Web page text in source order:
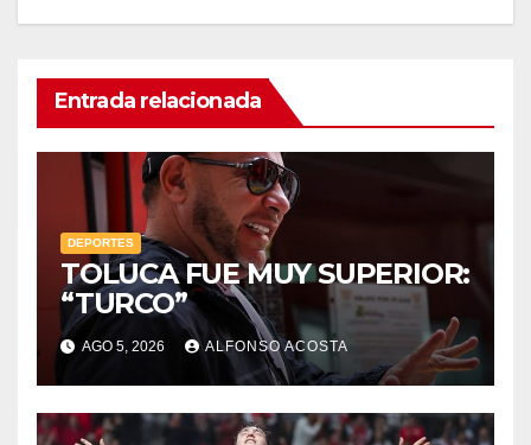
Entrada relacionada
DEPORTES
TOLUCA FUE MUY SUPERIOR:
“TURCO”
AGO 5, 2026 ALFONSO ACOSTA